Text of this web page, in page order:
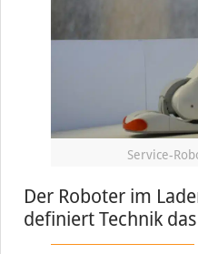
Service-
Der Roboter im
definiert Technik